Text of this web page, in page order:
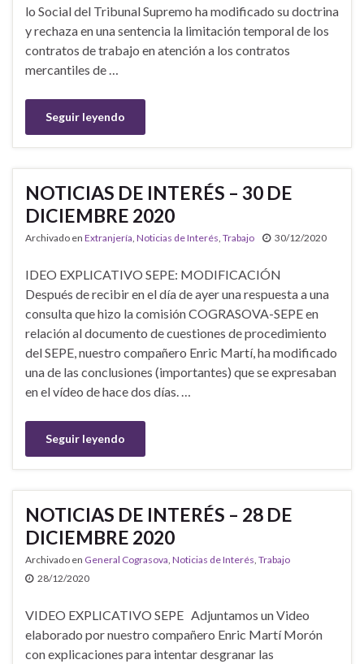
lo Social del Tribunal Supremo ha modificado su doctrina
y rechaza en una sentencia la limitación temporal de los
contratos de trabajo en atención a los contratos
mercantiles de …
Seguir leyendo
NOTICIAS DE INTERÉS – 30 DE
DICIEMBRE 2020
Archivado en Extranjería Noticias de Interés Trabajo 30/12/2020
IDEO EXPLICATIVO SEPE: MODIFICACIÓN
Después de recibir en el día de ayer una respuesta a una
consulta que hizo la comisión COGRASOVA-SEPE en
relación al documento de cuestiones de procedimiento
del SEPE, nuestro compañero Enric Martí, ha modificado
una de las conclusiones (importantes) que se expresaban
en el vídeo de hace dos días. …
Seguir leyendo
NOTICIAS DE INTERÉS – 28 DE
DICIEMBRE 2020
Archivado en General Cograsova Noticias de Interés Trabajo
28/12/2020
VIDEO EXPLICATIVO SEPE Adjuntamos un Video
elaborado por nuestro compañero Enric Martí Morón
con explicaciones para intentar desgranar las